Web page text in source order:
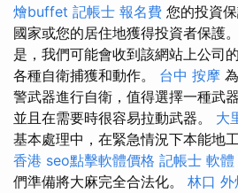
燴buffet 記帳士 報名費 您的投資
國家或您的居住地獲得投資者保護。
是，我們可能會收到該網站上公司
各種自衛捕獲和動作。 台中 按摩
警武器進行自衛，值得選擇一種武
並且在需要時很容易拉動武器。 大
基本處理中，在緊急情況下本能地
香港 seo點擊軟體價格 記帳士 軟體
們準備將大麻完全合法化。 林口 外